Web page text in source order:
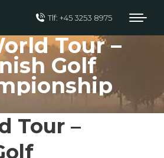
Tlf: +45 3253 8975
Tour –
Golf
Tour –